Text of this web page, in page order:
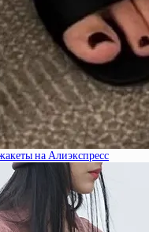
на Алиэкспресс